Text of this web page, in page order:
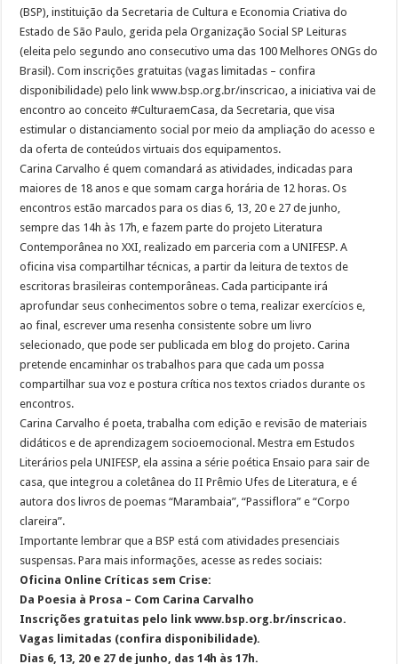
(BSP), instituição da Secretaria de Cultura e Economia Criativa do
Estado de São Paulo, gerida pela Organização Social SP Leituras
(eleita pelo segundo ano consecutivo uma das 100 Melhores ONGs do
Brasil). Com inscrições gratuitas (vagas limitadas – confira
disponibilidade) pelo link www.bsp.org.br/inscricao, a iniciativa vai de
encontro ao conceito #CulturaemCasa, da Secretaria, que visa
estimular o distanciamento social por meio da ampliação do acesso e
da oferta de conteúdos virtuais dos equipamentos.
Carina Carvalho é quem comandará as atividades, indicadas para
maiores de 18 anos e que somam carga horária de 12 horas. Os
encontros estão marcados para os dias 6, 13, 20 e 27 de junho,
sempre das 14h às 17h, e fazem parte do projeto Literatura
Contemporânea no XXI, realizado em parceria com a UNIFESP. A
oficina visa compartilhar técnicas, a partir da leitura de textos de
escritoras brasileiras contemporâneas. Cada participante irá
aprofundar seus conhecimentos sobre o tema, realizar exercícios e,
ao final, escrever uma resenha consistente sobre um livro
selecionado, que pode ser publicada em blog do projeto. Carina
pretende encaminhar os trabalhos para que cada um possa
compartilhar sua voz e postura crítica nos textos criados durante os
encontros.
Carina Carvalho é poeta, trabalha com edição e revisão de materiais
didáticos e de aprendizagem socioemocional. Mestra em Estudos
Literários pela UNIFESP, ela assina a série poética Ensaio para sair de
casa, que integrou a coletânea do II Prêmio Ufes de Literatura, e é
autora dos livros de poemas “Marambaia”, “Passiflora” e “Corpo
clareira”.
Importante lembrar que a BSP está com atividades presenciais
suspensas. Para mais informações, acesse as redes sociais:
Oficina Online Críticas sem Crise:
Da Poesia à Prosa – Com Carina Carvalho
Inscrições gratuitas pelo link www.bsp.org.br/inscricao.
Vagas limitadas (confira disponibilidade).
Dias 6, 13, 20 e 27 de junho, das 14h às 17h.